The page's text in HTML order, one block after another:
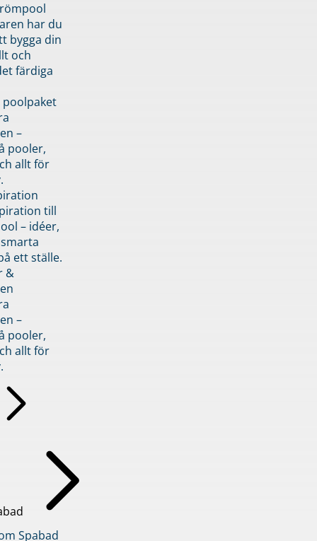
har du
bygga din
och
färdiga
–
pooler,
allt för
till
– idéer,
ett ställe.
&
–
pooler,
allt för
Spabad